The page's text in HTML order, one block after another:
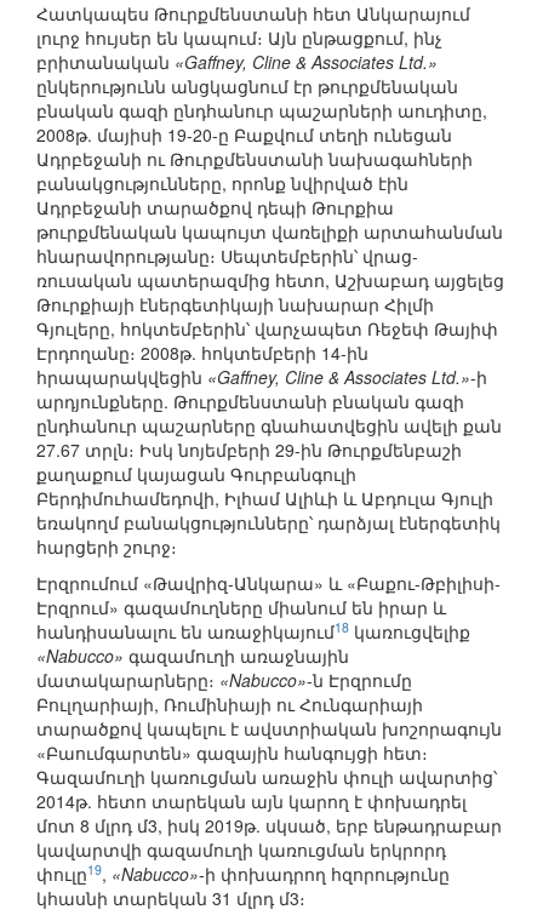
Հատկապես Թուրքմենստանի հետ Անկարայում
լուրջ հույսեր են կապում։ Այն ընթացքում, ինչ
բրիտանական «Gaffney, Cline & Associates Ltd.»
ընկերությունն անցկացնում էր թուրքմենական
բնական գազի ընդհանուր պաշարների աուդիտը,
2008թ. մայիսի 19-20-ը Բաքվում տեղի ունեցան
Ադրբեջանի ու Թուրքմենստանի նախագահների
բանակցությունները, որոնք նվիրված էին
Ադրբեջանի տարածքով դեպի Թուրքիա
թուրքմենական կապույտ վառելիքի արտահանման
հնարավորությանը։ Սեպտեմբերին՝ վրաց-
ռուսական պատերազմից հետո, Աշխաբադ այցելեց
Թուրքիայի էներգետիկայի նախարար Հիլմի
Գյուլերը, հոկտեմբերին՝ վարչապետ Ռեջեփ Թայիփ
Էրդողանը։ 2008թ. հոկտեմբերի 14-ին
հրապարակվեցին «Gaffney, Cline & Associates Ltd.»-ի
արդյունքները. Թուրքմենստանի բնական գազի
ընդհանուր պաշարները գնահատվեցին ավելի քան
27.67 տրլն։ Իսկ նոյեմբերի 29-ին Թուրքմենբաշի
քաղաքում կայացան Գուրբանգուլի
Բերդիմուհամեդովի, Իլհամ Ալիևի և Աբդուլա Գյուլի
եռակողմ բանակցությունները՝ դարձյալ էներգետիկ
հարցերի շուրջ։
Էրզրումում «Թավրիզ-Անկարա» և «Բաքու-Թբիլիսի-
Էրզրում» գազամուղները միանում են իրար և
հանդիսանալու են առաջիկայում18 կառուցվելիք
«Nabucco» գազամուղի առաջնային
մատակարարները։ «Nabucco»-ն Էրզրումը
Բուլղարիայի, Ռումինիայի ու Հունգարիայի
տարածքով կապելու է ավստրիական խոշորագույն
«Բաումգարտեն» գազային հանգույցի հետ։
Գազամուղի կառուցման առաջին փուլի ավարտից՝
2014թ. հետո տարեկան այն կարող է փոխադրել
մոտ 8 մլրդ մ3, իսկ 2019թ. սկսած, երբ ենթադրաբար
կավարտվի գազամուղի կառուցման երկրորդ
փուլը19, «Nabucco»-ի փոխադրող հզորությունը
կհասնի տարեկան 31 մլրդ մ3։